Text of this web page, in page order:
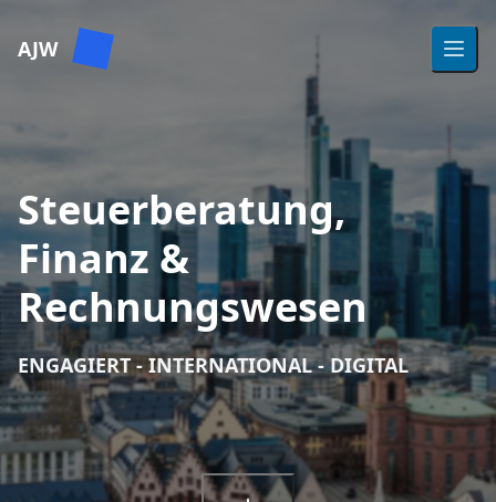
AJW Open
Steuerberatung,
Finanz &
Rechnungswesen
ENGAGIERT - INTERNATIONAL - DIGITAL